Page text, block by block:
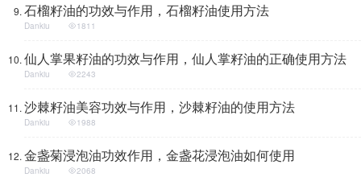
石榴籽油的功效与作用，石榴籽油使用方法
Dankiu 1811
仙人掌果籽油的功效与作用，仙人掌籽油的正确使用方法
Dankiu 2243
沙棘籽油美容功效与作用，沙棘籽油的使用方法
Dankiu 1988
金盏菊浸泡油功效作用，金盏花浸泡油如何使用
Dankiu 2068